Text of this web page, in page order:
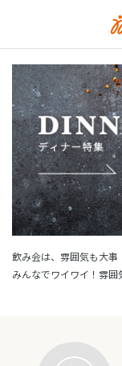
飲み会は、雰囲気も大事
みんなでワイワイ！雰